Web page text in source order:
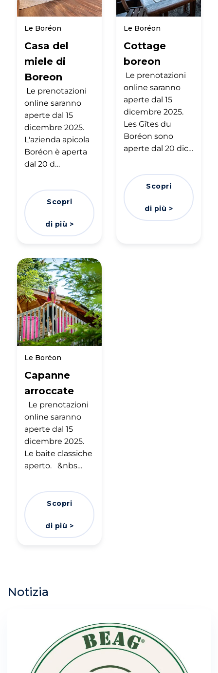
Le Boréon
Casa del
miele di
Boreon
Le prenotazioni
online saranno
aperte dal 15
dicembre 2025.
L'azienda apicola
Boréon è aperta
dal 20 d…
Scopri
di più >
Le Boréon
Cottage
boreon
Le prenotazioni
online saranno
aperte dal 15
dicembre 2025.
Les Gîtes du
Boréon sono
aperte dal 20 dic…
Scopri
di più >
Le Boréon
Capanne
arroccate
Le prenotazioni
online saranno
aperte dal 15
dicembre 2025.
Le baite classiche
aperto. &nbs…
Scopri
di più >
Notizia